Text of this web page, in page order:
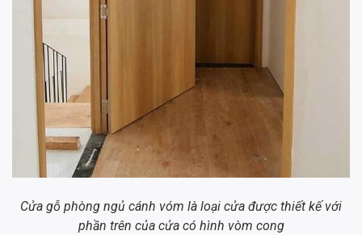
Cửa gỗ phòng ngủ cánh vóm là loại cửa được thiết kế với
phần trên của cửa có hình vòm cong